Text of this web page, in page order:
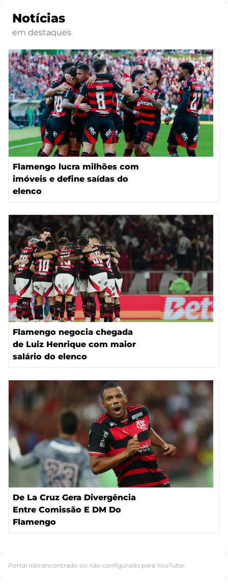
Notícias
em destaques
Flamengo lucra milhões com
imóveis e define saídas do
elenco
Flamengo negocia chegada
de Luiz Henrique com maior
salário do elenco
De La Cruz Gera Divergência
Entre Comissão E DM Do
Flamengo
Portal não encontrado ou não configurado para YouTube.